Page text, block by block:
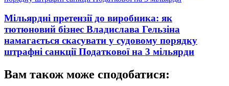
Мільярдні претензії до виробника: як
тютюновий бізнес Владислава Гельзіна
намагається скасувати у судовому порядку
штрафні санкції Податкової на 3 мільярди
Вам також може сподобатися: